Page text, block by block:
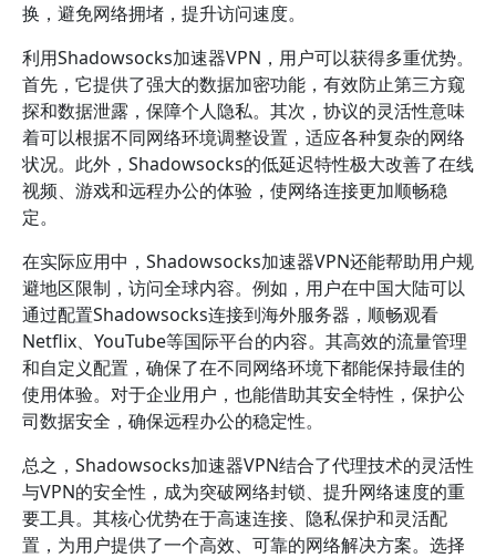
换，避免网络拥堵，提升访问速度。
利用Shadowsocks加速器VPN，用户可以获得多重优势。
首先，它提供了强大的数据加密功能，有效防止第三方窥
探和数据泄露，保障个人隐私。其次，协议的灵活性意味
着可以根据不同网络环境调整设置，适应各种复杂的网络
状况。此外，Shadowsocks的低延迟特性极大改善了在线
视频、游戏和远程办公的体验，使网络连接更加顺畅稳
定。
在实际应用中，Shadowsocks加速器VPN还能帮助用户规
避地区限制，访问全球内容。例如，用户在中国大陆可以
通过配置Shadowsocks连接到海外服务器，顺畅观看
Netflix、YouTube等国际平台的内容。其高效的流量管理
和自定义配置，确保了在不同网络环境下都能保持最佳的
使用体验。对于企业用户，也能借助其安全特性，保护公
司数据安全，确保远程办公的稳定性。
总之，Shadowsocks加速器VPN结合了代理技术的灵活性
与VPN的安全性，成为突破网络封锁、提升网络速度的重
要工具。其核心优势在于高速连接、隐私保护和灵活配
置，为用户提供了一个高效、可靠的网络解决方案。选择